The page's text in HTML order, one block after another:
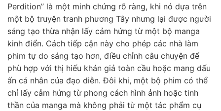
Perdition” là một minh chứng rõ ràng, khi nó dựa trên
một bộ truyện tranh phương Tây nhưng lại được người
sáng tạo thừa nhận lấy cảm hứng từ một bộ manga
kinh điển. Cách tiếp cận này cho phép các nhà làm
phim tự do sáng tạo hơn, điều chỉnh câu chuyện để
phù hợp với thị hiếu khán giả toàn cầu hoặc mang dấu
ấn cá nhân của đạo diễn. Đôi khi, một bộ phim có thể
chỉ lấy cảm hứng từ phong cách hình ảnh hoặc tinh
thần của manga mà không phải từ một tác phẩm cụ